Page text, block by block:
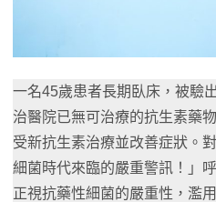
一名45歲患者長期臥床，被驗
治醫院已無可治療的抗生素藥
受新抗生素治療並改善症狀。
細菌時代來臨的嚴重警訊！」
正視抗藥性細菌的嚴重性，濫